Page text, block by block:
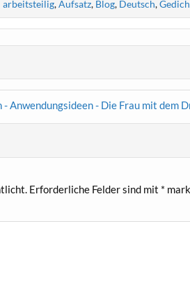
arbeitsteilig,Aufsatz, Blog, Deutsch,
Anwendungsideen - Die Frau mit dem
Erforderliche Felder sind mit *